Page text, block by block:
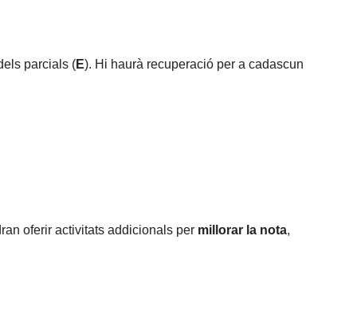
parcials (E). Hi haurà recuperació per a cadascun
oferir activitats addicionals per millorar la nota,